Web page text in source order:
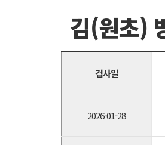
김(원초)
검사일
2026-01-28